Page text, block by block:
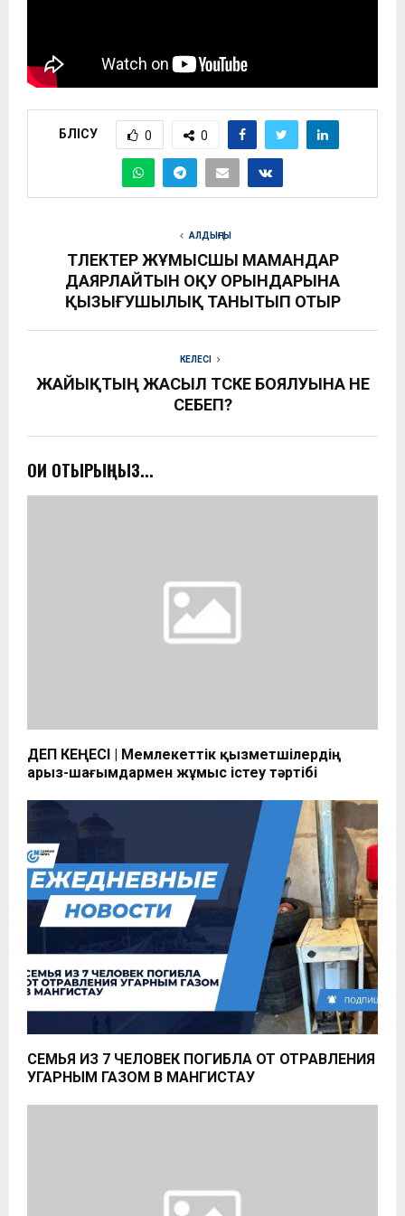
БӨЛІСУ 0 0
АЛДЫҢҒЫ
ТҮЛЕКТЕР ЖҰМЫСШЫ МАМАНДАР
ДАЯРЛАЙТЫН ОҚУ ОРЫНДАРЫНА
ҚЫЗЫҒУШЫЛЫҚ ТАНЫТЫП ОТЫР
КЕЛЕСІ
ЖАЙЫҚТЫҢ ЖАСЫЛ ТҮСКЕ БОЯЛУЫНА НЕ
СЕБЕП?
ОҚИ ОТЫРЫҢЫЗ...
ӘДЕП КЕҢЕСІ | Мемлекеттік қызметшілердің
арыз-шағымдармен жұмыс істеу тәртібі
СЕМЬЯ ИЗ 7 ЧЕЛОВЕК ПОГИБЛА ОТ ОТРАВЛЕНИЯ
УГАРНЫМ ГАЗОМ В МАНГИСТАУ